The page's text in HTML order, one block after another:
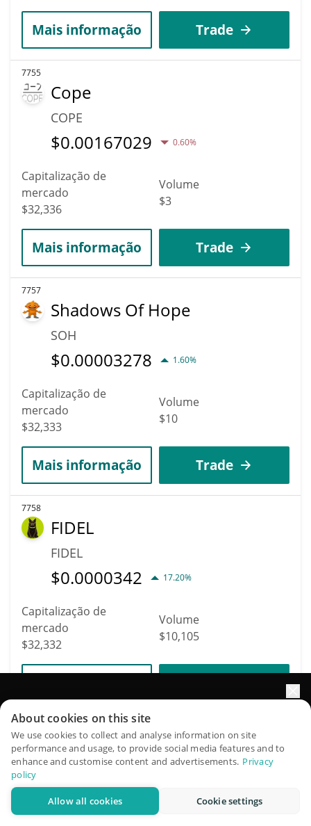
Mais informação Trade
7755
Cope
COPE
$0.00167029 0.60%
Capitalização de
mercado
$32,336
Volume
$3
Mais informação Trade
7757
Shadows Of Hope
SOH
$0.00003278 1.60%
Capitalização de
mercado
$32,333
Volume
$10
Mais informação Trade
7758
FIDEL
FIDEL
$0.0000342 17.20%
Capitalização de
mercado
$32,332
Volume
$10,105
8619
MetaDOS
SECOND
$0.00000323
QuantPilot é uma plataforma completa de estratégias onde
agentes autônomos criam, fazem backtest e otimizam suas
estratégias e conduzem pesquisas de mercado
Experimente grátis
About cookies on this site
We use cookies to collect and analyse information on site
performance and usage, to provide social media features and to
enhance and customise content and advertisements. Privacy
policy
Allow all cookies Cookie settings